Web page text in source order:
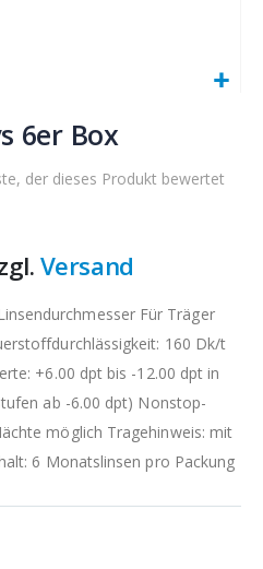
6er Box
der dieses Produkt bewertet
Versand
Für Träger
160 Dk/t
+6.00 dpt bis -12.00 dpt in
ab -6.00 dpt) Nonstop-
möglich Tragehinweis: mit
6 Monatslinsen pro Packung